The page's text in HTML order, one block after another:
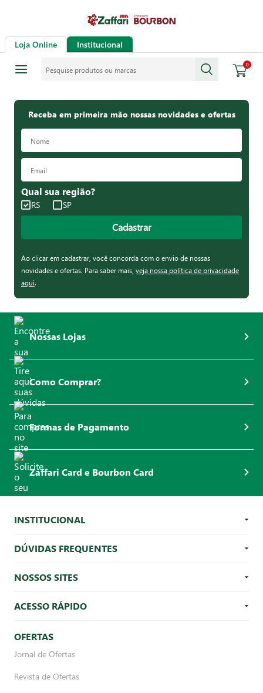
Loja Online Institucional
0
Receba em primeira mão nossas novidades e ofertas
Qual sua região?
RS SP
Cadastrar
Ao clicar em cadastrar, você concorda com o envio de nossas
novidades e ofertas. Para saber mais, veja nossa política de privacidade
aqui.
Nossas Lojas
Como Comprar?
Formas de Pagamento
Zaffari Card e Bourbon Card
INSTITUCIONAL
DÚVIDAS FREQUENTES
NOSSOS SITES
ACESSO RÁPIDO
OFERTAS
Jornal de Ofertas
Revista de Ofertas